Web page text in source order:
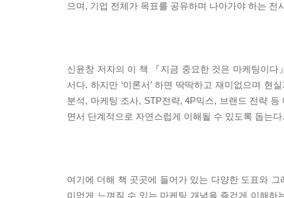
으며, 기업 전체가 목표를 공유하며 나아가야 하는 전
신윤창 저자의 이 책 『지금 중요한 것은 마케팅이
서다. 하지만 ‘이론서’ 하면 딱딱하고 재미없으며 현
분석, 마케팅 조사, STP전략, 4P믹스, 브랜드 전략
면서 단계적으로 자연스럽게 이해될 수 있도록 돕는다.
여기에 더해 책 곳곳에 들어가 있는 다양한 도표와
미없게 느껴질 수 있는 마케팅 개념을 즐겁게 이해